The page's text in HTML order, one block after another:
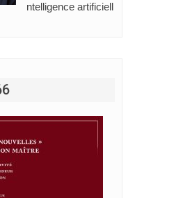
ntelligence artificiell